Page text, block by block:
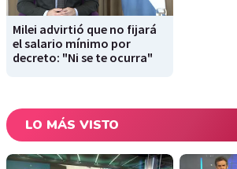
Milei advirtió que no fijará
el salario mínimo por
decreto: "Ni se te ocurra"
LO MÁS VISTO